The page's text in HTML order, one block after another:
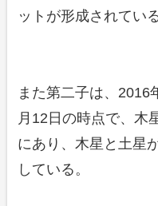
ットが形成されている
また第二子は、2016
月12日の時点で、木
にあり、木星と土星
している。